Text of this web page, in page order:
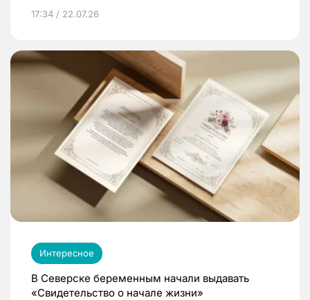
17:34 / 22.07.26
Интересное
В Северске беременным начали выдавать
«Свидетельство о начале жизни»